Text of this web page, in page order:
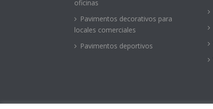
oficinas
Pavimentos decorativos para
locales comerciales
Pavimentos deportivos